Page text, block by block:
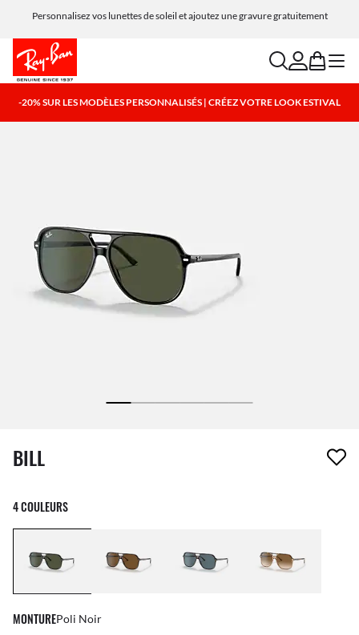
Personnalisez vos lunettes de soleil et ajoutez une gravure gratuitement
searchaccount
bag menu
-20% SUR LES MODÈLES PERSONNALISÉS | CRÉEZ VOTRE LOOK ESTIVAL
1 article a été retiré de votre liste de souhaits
BILL
4 COULEURS
MONTUREPoli Noir